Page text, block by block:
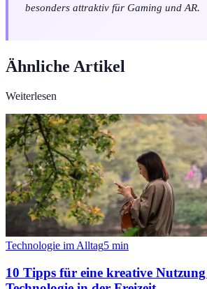
besonders attraktiv für Gaming und AR.
Ähnliche Artikel
Weiterlesen
Technologie im Alltag5 min
10 Tipps für eine kreative